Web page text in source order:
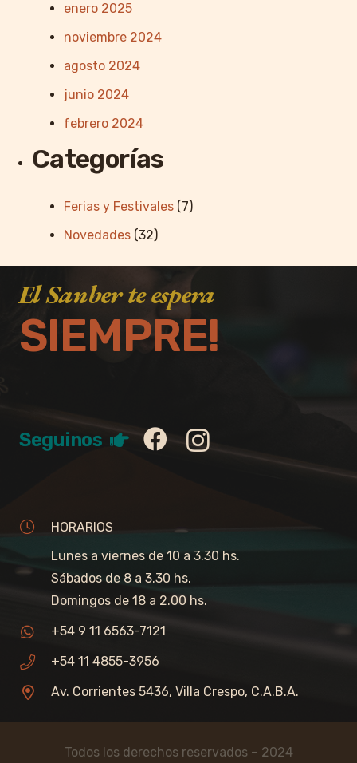
enero 2025
noviembre 2024
agosto 2024
junio 2024
febrero 2024
Categorías
Ferias y Festivales (7)
Novedades (32)
El Sanber te espera
SIEMPRE!
Seguinos
HORARIOS
Lunes a viernes de 10 a 3.30 hs.
Sábados de 8 a 3.30 hs.
Domingos de 18 a 2.00 hs.
+54 9 11 6563-7121
+54 11 4855-3956
Av. Corrientes 5436, Villa Crespo, C.A.B.A.
Todos los derechos reservados – 2024